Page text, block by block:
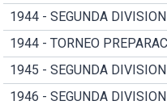
1944 - SEGUNDA DIVISION
1944 - TORNEO
1945 - SEGUNDA DIVISION
1946 - SEGUNDA DIVISION